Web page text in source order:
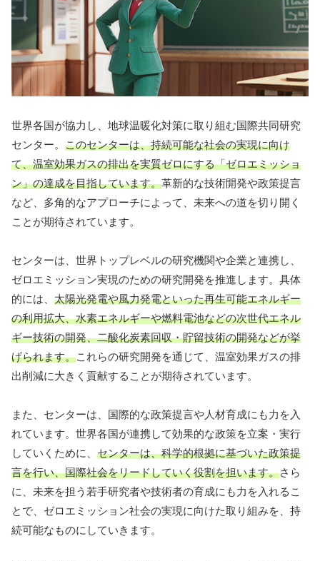
世界各国が協力し、地球温暖化対策に取り組む国際共同研究
センター。 このセンターは、持続可能な社会の実現に向け
て、温室効果ガスの排出を実質ゼロにする「ゼロエミッショ
ン」の達成を目指しています。革新的な技術開発や政策提言
など、多角的なアプローチによって、未来への道を切り開く
ことが期待されています。
センターは、世界トップレベルの研究機関や企業と連携し、
ゼロエミッション実現のための研究開発を推進します。具体
的には、 太陽光発電や風力発電といった再生可能エネルギー
の利用拡大、水素エネルギーや燃料電池などの次世代エネル
ギー技術の開発、二酸化炭素回収・貯留技術の開発などが挙
げられます。これらの研究開発を通じて、温室効果ガスの排
出削減に大きく貢献することが期待されています。
また、センターは、国際的な政策提言や人材育成にも力を入
れています。世界各国が連携して効果的な政策を立案・実行
していくために、 センターは、科学的根拠に基づいた政策提
言を行い、国際社会をリードしていく役割を担います。さら
に、未来を担う若手研究者や技術者の育成にも力を入れるこ
とで、ゼロエミッション社会の実現に向けた取り組みを、持
続可能なものにしていきます。